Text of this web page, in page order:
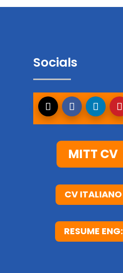
Socials
MITT CV
CV ITALIANO
RESUME ENG: